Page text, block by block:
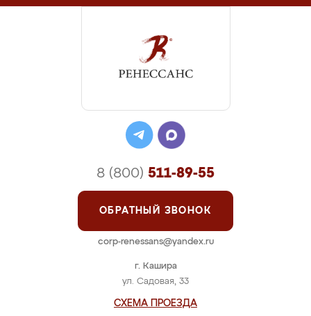
г. Кашира
ул. Садовая, 33
СХЕМА ПРОЕЗДА
8 (800) 511-89-55
ОБРАТНЫЙ ЗВОНОК
corp-renessans@yandex.ru